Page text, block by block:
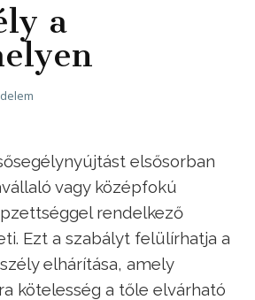
a
elsősorban
vagy középfokú
rendelkező
Ezt a szabályt felülírhatja a
elhárítása, amely
kötelesség a tőle elvárható